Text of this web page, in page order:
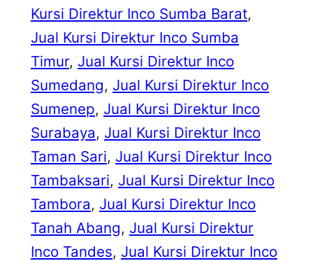
Kursi Direktur Inco Sumba Barat
Jual Kursi Direktur Inco Sumba
Timur, Jual Kursi Direktur Inco
Sumedang, Jual Kursi Direktur Inco
Sumenep, Jual Kursi Direktur Inco
Surabaya, Jual Kursi Direktur Inco
Taman Sari, Jual Kursi Direktur Inco
Tambaksari, Jual Kursi Direktur Inco
Tambora, Jual Kursi Direktur Inco
Tanah Abang, Jual Kursi Direktur
Inco Tandes, Jual Kursi Direktur Inco